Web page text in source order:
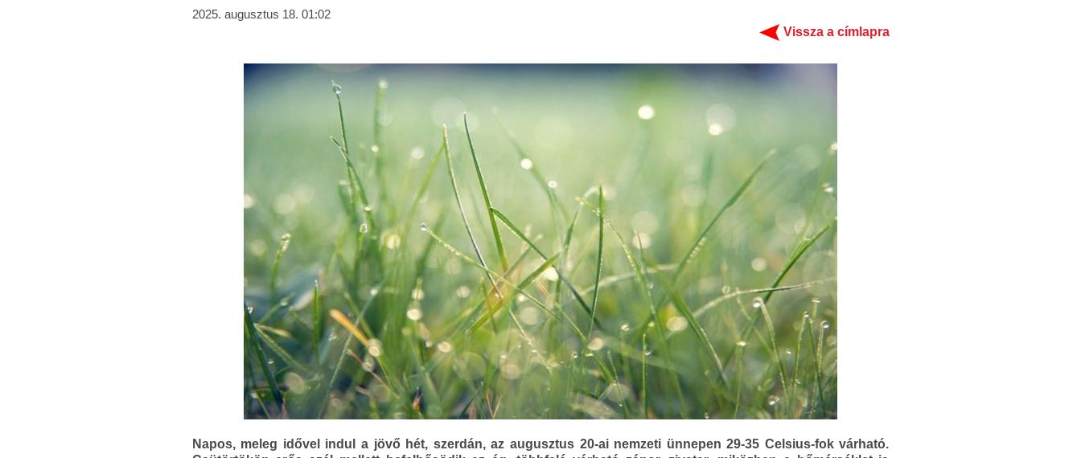
2025. augusztus 18. 01:02
Vissza a címlapra
Napos, meleg idővel indul a jövő hét, szerdán, az augusztus 20-ai nemzeti ünnepen 29-35 Celsius-fok várható.